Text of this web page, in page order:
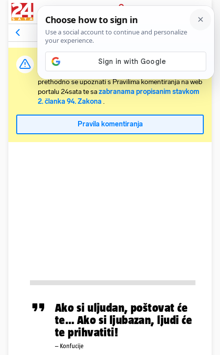
PRIJAVA
Komentari Relevantni
Važna obavijest:
Svaki korisnik koji želi komentirati članke obvezan je
prethodno se upoznati s Pravilima komentiranja na web
portalu 24sata te sazabranama propisanim stavkom
2. članka 94. Zakona .
Pravila komentiranja
Ako si uljudan, poštovat će
te… Ako si ljubazan, ljudi će
te prihvatiti!
– Konfucije